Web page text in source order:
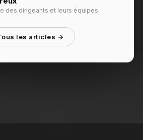
des dirigeants et leurs équipes.
les articles →